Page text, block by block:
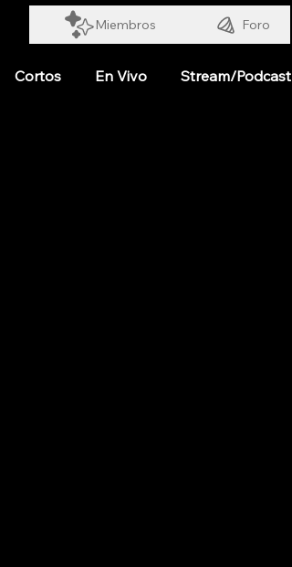
Miembros Foro
Cortos En Vivo Stream/Podcast